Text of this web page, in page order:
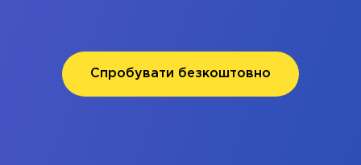
Спробувати безкоштовно